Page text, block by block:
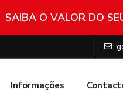
SAIBA O VALOR DO
Informações